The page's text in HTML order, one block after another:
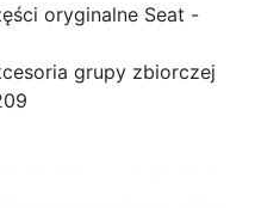
oryginalne Seat -
grupy zbiorczej